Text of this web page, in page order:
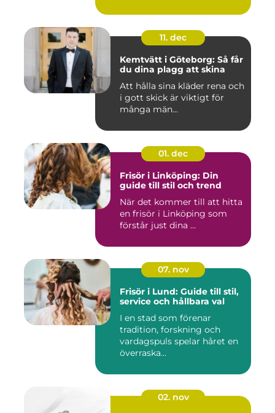
11. dec
Kemtvätt i Göteborg: Så får
du dina plagg att skina
Att hålla sina kläder rena och
i gott skick är viktigt för
många män...
01. dec
Frisör i Linköping: Din
guide till stil och trend
När det kommer till att hitta
en frisör i Linköping som
förstår just dina ...
07. nov
Frisör i Lund: Guide till stil,
service och hållbara val
I en stad som förenar
tradition, forskning och
vardagspuls spelar håret en
överraska...
02. nov